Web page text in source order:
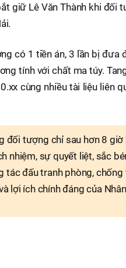
giữ Lê Văn Thành khi đối
có 1 tiền án, 3 lần bị đưa
tính với chất ma túy.
cùng nhiều tài liệu liên
đối tượng chỉ sau hơn 8
nhiệm, sự quyết liệt, sắc
đấu tranh phòng,
lợi ích chính đáng của